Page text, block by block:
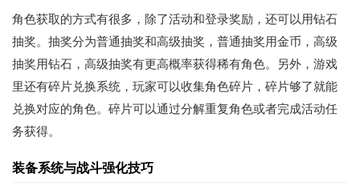
角色获取的方式有很多，除了活动和登录奖励，还可以用钻石
抽奖。抽奖分为普通抽奖和高级抽奖，普通抽奖用金币，高级
抽奖用钻石，高级抽奖有更高概率获得稀有角色。另外，游戏
里还有碎片兑换系统，玩家可以收集角色碎片，碎片够了就能
兑换对应的角色。碎片可以通过分解重复角色或者完成活动任
务获得。
装备系统与战斗强化技巧